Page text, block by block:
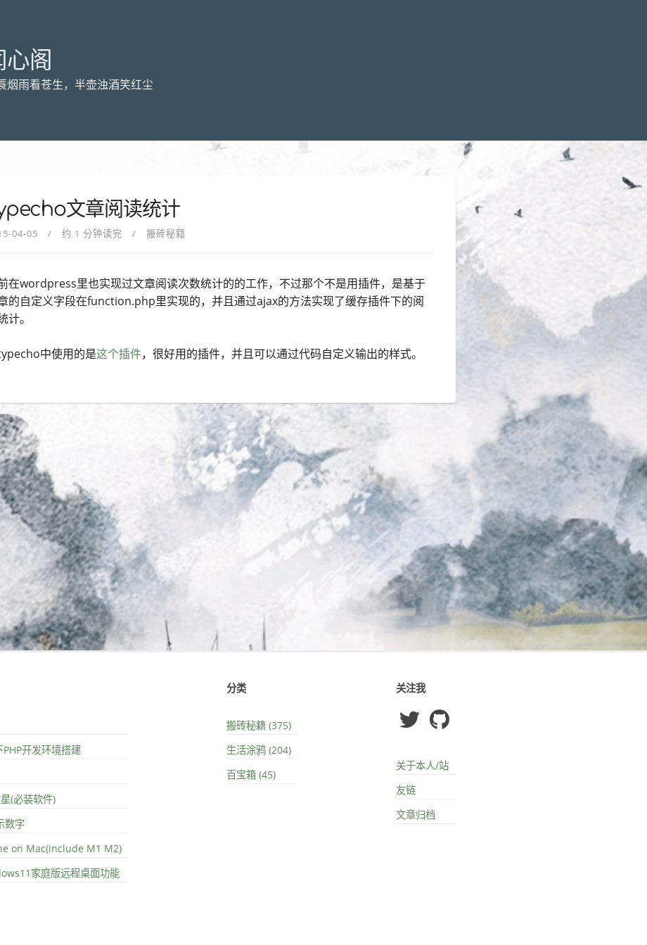
心阁
烟雨看苍生，半壶浊酒笑红尘
文章阅读统计
04-05 约 1 分钟读完 搬砖秘籍
在wordpress里也实现过文章阅读次数统计的的工作，不过那个不是用插件，是基于
的自定义字段在function.php里实现的，并且通过ajax的方法实现了缓存插件下的阅
计。
中使用的是这个插件，很好用的插件，并且可以通过代码自定义输出的样式。
开发环境搭建
(必装软件)
数字
on Mac(include M1 M2)
家庭版远程桌面功能
分类
搬砖秘籍 (375)
生活涂鸦 (204)
百宝箱 (45)
关注我
关于本人/站
友链
文章归档